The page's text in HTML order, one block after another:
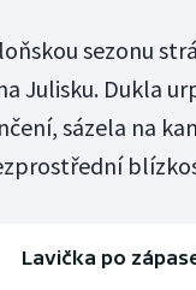
sezonu
Julisku. Dukla
sázela na
Lavička po